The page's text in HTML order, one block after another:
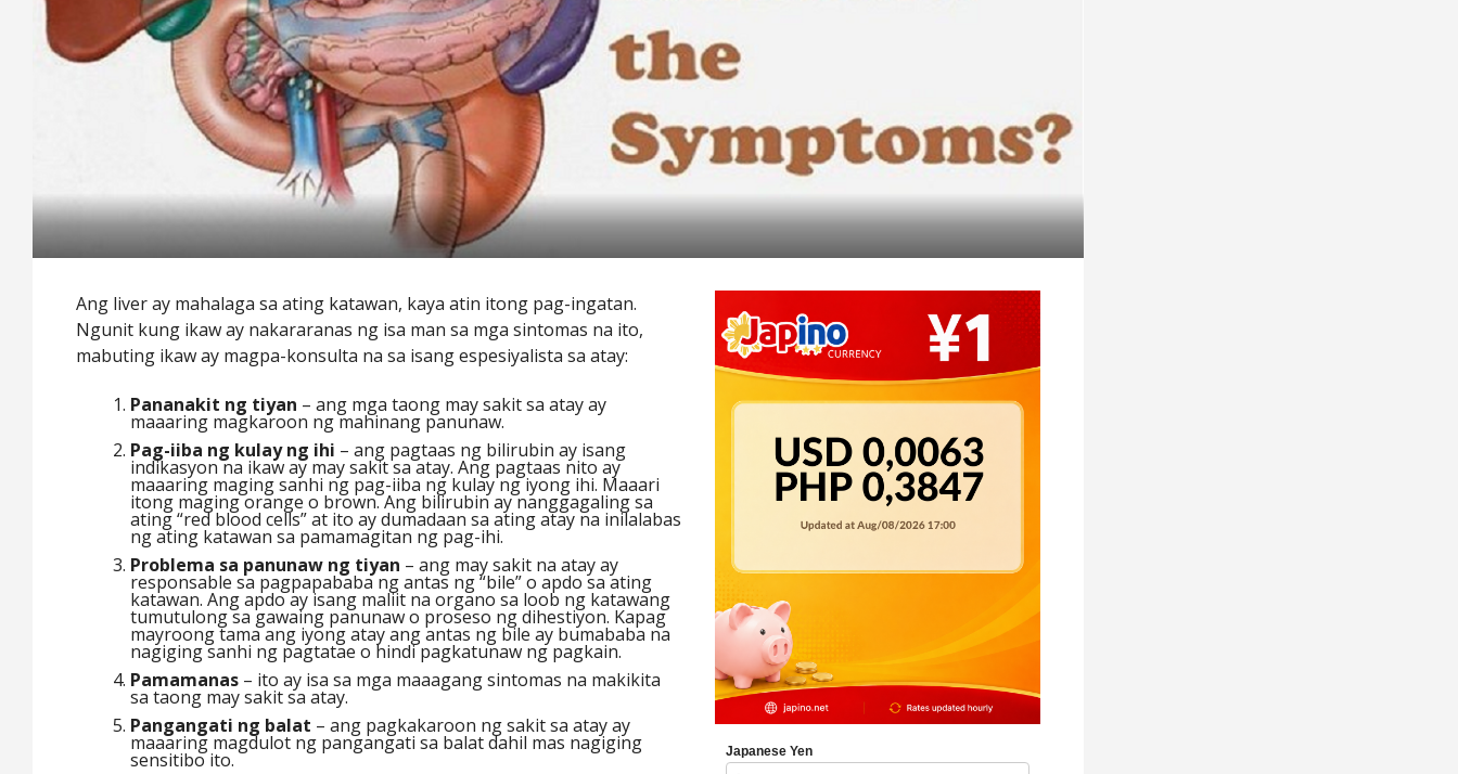
Ang liver ay mahalaga sa ating katawan, kaya atin itong pag-ingatan.
Ngunit kung ikaw ay nakararanas ng isa man sa mga sintomas na ito,
mabuting ikaw ay magpa-konsulta na sa isang espesiyalista sa atay:
Pananakit ng tiyan – ang mga taong may sakit sa atay ay
maaaring magkaroon ng mahinang panunaw.
Pag-iiba ng kulay ng ihi – ang pagtaas ng bilirubin ay isang
indikasyon na ikaw ay may sakit sa atay. Ang pagtaas nito ay
maaaring maging sanhi ng pag-iiba ng kulay ng iyong ihi. Maaari
itong maging orange o brown. Ang bilirubin ay nanggagaling sa
ating “red blood cells” at ito ay dumadaan sa ating atay na inilalabas
ng ating katawan sa pamamagitan ng pag-ihi.
Problema sa panunaw ng tiyan – ang may sakit na atay ay
responsable sa pagpapababa ng antas ng “bile” o apdo sa ating
katawan. Ang apdo ay isang maliit na organo sa loob ng katawang
tumutulong sa gawaing panunaw o proseso ng dihestiyon. Kapag
mayroong tama ang iyong atay ang antas ng bile ay bumababa na
nagiging sanhi ng pagtatae o hindi pagkatunaw ng pagkain.
Pamamanas – ito ay isa sa mga maaagang sintomas na makikita
sa taong may sakit sa atay.
Pangangati ng balat – ang pagkakaroon ng sakit sa atay ay
maaaring magdulot ng pangangati sa balat dahil mas nagiging
sensitibo ito.